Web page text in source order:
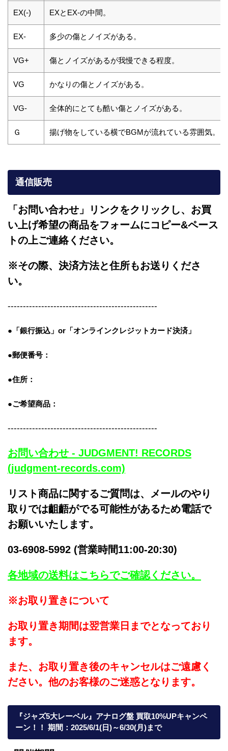
EX(-) EXとEX-の中間。
EX- 多少の傷とノイズがある。
VG+ 傷とノイズがあるが我慢できる程度。
VG かなりの傷とノイズがある。
VG- 全体的にとても酷い傷とノイズがある。
Ｇ 揚げ物をしている横でBGMが流れている雰囲気。
通信販売
「お問い合わせ」リンクをクリックし、 お買
い上げ希望の商品をフォームにコピー&ペース
トの上ご連絡ください。
※その際、決済方法と住所もお送りくださ
い。
-------------------------------------------------
●「銀行振込」or「オンラインクレジットカード決済」
●郵便番号：
●住所：
●ご希望商品：
-------------------------------------------------
お問い合わせ - JUDGMENT! RECORDS
(judgment-records.com)
リスト商品に関するご質問は、メールのやり
取りでは齟齬がでる可能性があるため電話で
お願いいたします。
03-6908-5992 (営業時間11:00-20:30)
各地域の送料はこちらでご確認ください。
※お取り置きについて
お取り置き期間は翌営業日までとなっており
ます。
また、お取り置き後のキャンセルはご遠慮く
ださい。他のお客様のご迷惑となります。
『ジャズ5大レーベル』アナログ盤 買取10%UPキャンペ
ーン！！ 期間：2025/6/1(日)～6/30(月)まで